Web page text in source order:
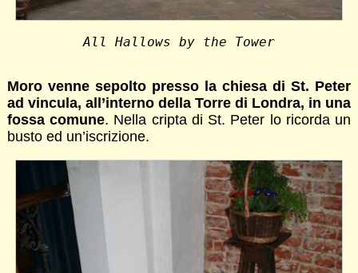
All Hallows by the Tower
Moro venne sepolto presso la chiesa di St. Peter
ad vincula, all’interno della Torre di Londra, in una
fossa comune. Nella cripta di St. Peter lo ricorda un
busto ed un’iscrizione.